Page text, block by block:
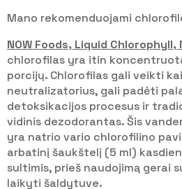
Mano rekomenduojami
NOW Foods, Liquid
chlorofilas yra itin
porcijų. Chlorofilas gali veikti
neutralizatorius, gali padėti
detoksikacijos procesus ir
vidinis dezodorantas. Šis
yra natrio vario chlorofilino
arbatinį šaukštelį (5 ml)
sultimis, prieš naudojimą gerai
laikyti šaldytuve.